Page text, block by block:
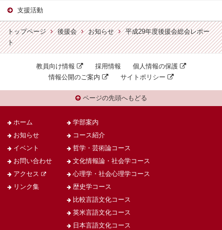
支援活動
トップページ 後援会 お知らせ
平成29年度後援会総会レポー
ト
教員向け情報 採用情報
個人情報の保護
情報公開のご案内
サイトポリシー
ページの先頭へもどる
ホーム
お知らせ
イベント
お問い合わせ
アクセス
リンク集
学部案内
コース紹介
哲学・芸術論コース
文化情報論・社会学コース
心理学・社会心理学コース
歴史学コース
比較言語文化コース
英米言語文化コース
日本言語文化コース